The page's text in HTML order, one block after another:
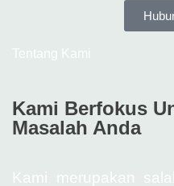
Tentang Kami
Kami Berfokus
Masalah Anda
Kami merupakan